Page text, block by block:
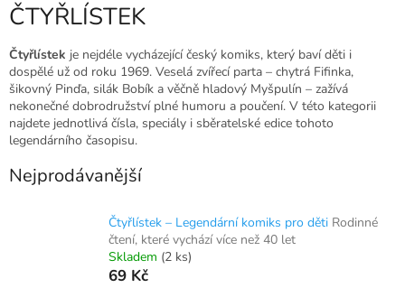
ČTYŘLÍSTEK
Čtyřlístek je nejdéle vycházející český komiks, který baví děti i
dospělé už od roku 1969. Veselá zvířecí parta – chytrá Fifinka,
šikovný Pinďa, silák Bobík a věčně hladový Myšpulín – zažívá
nekonečné dobrodružství plné humoru a poučení. V této kategorii
najdete jednotlivá čísla, speciály i sběratelské edice tohoto
legendárního časopisu.
Nejprodávanější
Čtyřlístek – Legendární komiks pro děti Rodinné
čtení, které vychází více než 40 let
Skladem (2 ks)
69 Kč